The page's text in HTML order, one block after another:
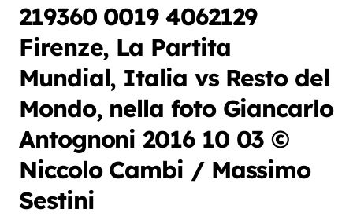
219360 0019 4062129
Firenze, La Partita
Mundial, Italia vs Resto del
Mondo, nella foto Giancarlo
Antognoni 2016 10 03 ©
Niccolo Cambi / Massimo
Sestini